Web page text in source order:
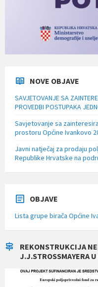
NOVE OBJAVE
SAVJETOVANJE SA
PROVEDBI POSTUPAKA
Savjetovanje sa
prostoru Općine Ivankovo
Javni natječaj za prodaju
Republike Hrvatske na
OBJAVE
Lista grupe birača Općine
REKONSTRUKCIJA
J.J.STROSSMAYERA